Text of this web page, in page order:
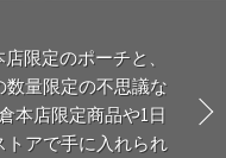
限定のポーチと、
量限定の不思議な
本店限定商品や1日
トアで手に入れられ